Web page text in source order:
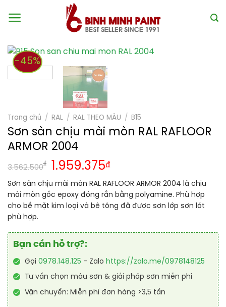
-45%
Trang chủ / RAL / RAL THEO MÀU / B15
Sơn sàn chịu mài mòn RAL RAFLOOR
ARMOR 2004
3.562.500
₫ 1.959.375₫
Sơn sàn chịu mài mòn RAL RAFLOOR ARMOR 2004 là chịu
mài mòn gốc epoxy đóng rắn bằng polyamine. Phù hợp
cho bề mặt kim loại và bê tông đã được sơn lớp sơn lót
phù hợp.
Bạn cần hỗ trợ?:
Gọi 0978.148.125 - Zalo https://zalo.me/0978148125
Tư vấn chọn màu sơn & giải pháp sơn miễn phí
Vận chuyển: Miễn phí đơn hàng >3,5 tấn